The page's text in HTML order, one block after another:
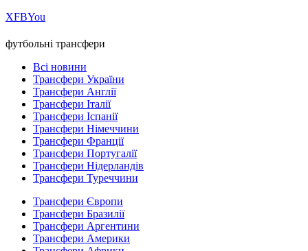
ХFBYou
футбольні трансфери
Всі новини
Трансфери України
Трансфери Англії
Трансфери Італії
Трансфери Іспанії
Трансфери Німеччини
Трансфери Франції
Трансфери Португалії
Трансфери Нідерландів
Трансфери Туреччини
Трансфери Європи
Трансфери Бразилії
Трансфери Аргентини
Трансфери Америки